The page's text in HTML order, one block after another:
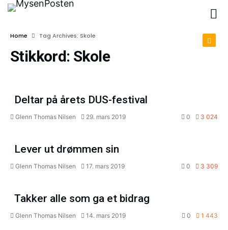
Home Tag Archives: Skole
Stikkord: Skole
Deltar på årets DUS-festival
Glenn Thomas Nilsen 29. mars 2019 0 3 024
Lever ut drømmen sin
Glenn Thomas Nilsen 17. mars 2019 0 3 309
Takker alle som ga et bidrag
Glenn Thomas Nilsen 14. mars 2019 0 1 443